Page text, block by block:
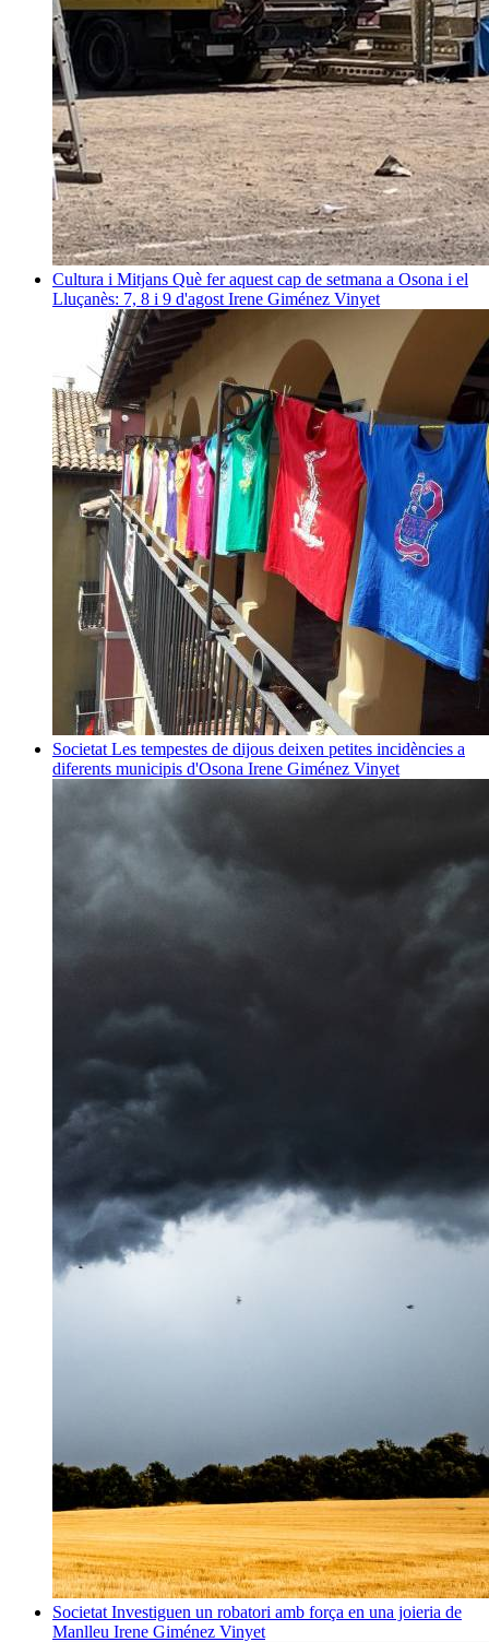
Cultura i Mitjans Què fer aquest cap de setmana a Osona i el
Lluçanès: 7, 8 i 9 d'agost Irene Giménez Vinyet
Societat Les tempestes de dijous deixen petites incidències a
diferents municipis d'Osona Irene Giménez Vinyet
Societat Investiguen un robatori amb força en una joieria de
Manlleu Irene Giménez Vinyet